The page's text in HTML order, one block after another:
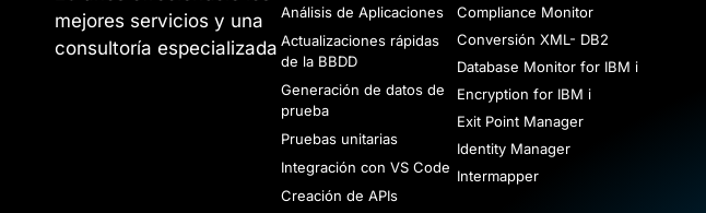
mejores servicios y una
consultoría especializada
Análisis de Aplicaciones
Actualizaciones rápidas
de la BBDD
Generación de datos de
prueba
Pruebas unitarias
Integración con VS Code
Creación de APIs
Compliance Monitor
Conversión XML- DB2
Database Monitor for IBM i
Encryption for IBM i
Exit Point Manager
Identity Manager
Intermapper